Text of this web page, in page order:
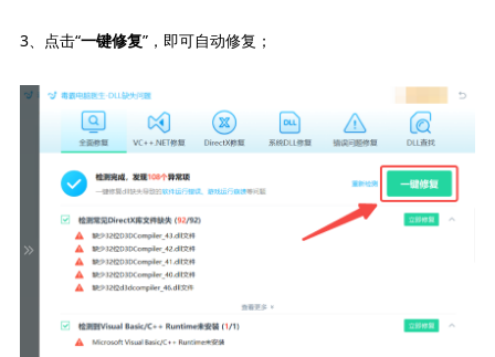
3、点击“一键修复”，即可自动修复；